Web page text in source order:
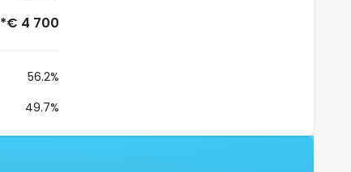
*€ 4 700
56.2%
49.7%